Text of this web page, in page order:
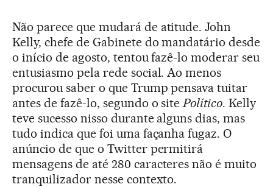
Não parece que mudará de atitude. John
Kelly, chefe de Gabinete do mandatário desde
o início de agosto, tentou fazê-lo moderar seu
entusiasmo pela rede social. Ao menos
procurou saber o que Trump pensava tuitar
antes de fazê-lo, segundo o site Político. Kelly
teve sucesso nisso durante alguns dias, mas
tudo indica que foi uma façanha fugaz. O
anúncio de que o Twitter permitirá
mensagens de até 280 caracteres não é muito
tranquilizador nesse contexto.